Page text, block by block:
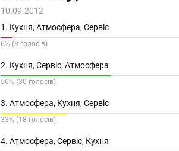
10.09.2012
1. Кухня, Атмосфера, Сервіс
6% (3 голосів)
2. Кухня, Сервіс, Атмосфера
56% (30 голосів)
3. Атмосфера, Кухня, Сервіс
33% (18 голосів)
4. Атмосфера, Сервіс, Кухня